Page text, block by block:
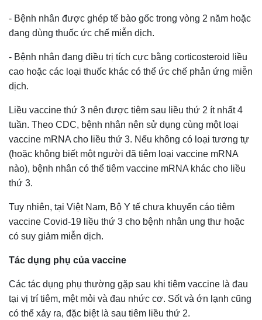
- Bệnh nhân được ghép tế bào gốc trong vòng 2 năm hoặc
đang dùng thuốc ức chế miễn dịch.
- Bệnh nhân đang điều trị tích cực bằng corticosteroid liều
cao hoặc các loại thuốc khác có thể ức chế phản ứng miễn
dịch.
Liều vaccine thứ 3 nên được tiêm sau liều thứ 2 ít nhất 4
tuần. Theo CDC, bệnh nhân nên sử dụng cùng một loại
vaccine mRNA cho liều thứ 3. Nếu không có loại tương tự
(hoặc không biết một người đã tiêm loại vaccine mRNA
nào), bệnh nhân có thể tiêm vaccine mRNA khác cho liều
thứ 3.
Tuy nhiên, tại Việt Nam, Bộ Y tế chưa khuyến cáo tiêm
vaccine Covid-19 liều thứ 3 cho bệnh nhân ung thư hoặc
có suy giảm miễn dịch.
Tác dụng phụ của vaccine
Các tác dụng phụ thường gặp sau khi tiêm vaccine là đau
tại vị trí tiêm, mệt mỏi và đau nhức cơ. Sốt và ớn lạnh cũng
có thể xảy ra, đặc biệt là sau tiêm liều thứ 2.